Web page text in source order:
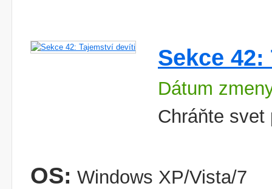
Sekce
Dátum
Chráňte svet
OS: Windows XP/Vista/7